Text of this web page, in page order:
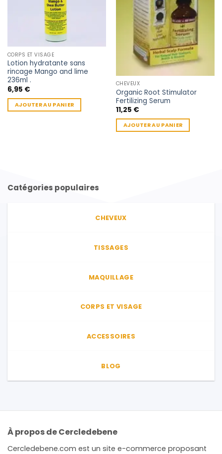
CORPS ET VISAGE
Lotion hydratante sans
rincage Mango and lime
236ml .
6,95 €
AJOUTER AU PANIER
CHEVEUX
Organic Root Stimulator
Fertilizing Serum
11,25 €
AJOUTER AU PANIER
Catégories populaires
CHEVEUX
TISSAGES
MAQUILLAGE
CORPS ET VISAGE
ACCESSOIRES
BLOG
À propos de Cercledebene
Cercledebene.com est un site e-commerce proposant